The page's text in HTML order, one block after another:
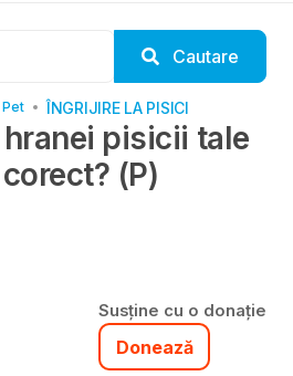
Cautare
ÎNGRIJIRE LA PISICI
pisicii tale
(P)
Susține cu o donație
Donează